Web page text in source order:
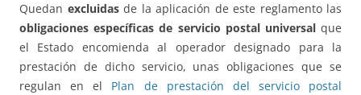
Quedan excluidasde la aplicación de este reglamento las
obligaciones específicas de servicio postal universalque
el Estado encomienda al operador designado para la
prestación de dicho servicio, unas obligaciones que se
regulan en el Plan de prestación del servicio postal